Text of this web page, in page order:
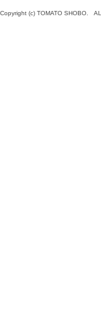
Copyright (c) TOMATO SHOBO.